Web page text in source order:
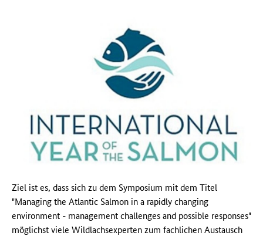
Ziel ist es, dass sich zu dem Symposium mit dem Titel
"Managing the Atlantic Salmon in a rapidly changing
environment - management challenges and possible responses"
möglichst viele Wildlachsexperten zum fachlichen Austausch